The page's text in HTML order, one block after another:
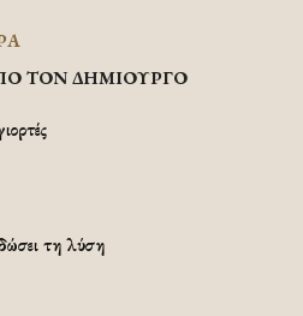
ΤΟΝ ΔΗΜΙΟΥΡΓΟ
τη λύση